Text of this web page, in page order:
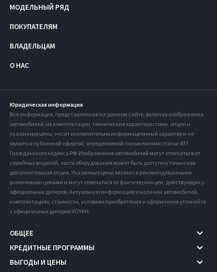
МОДЕЛЬНЫЙ РЯД
ПОКУПАТЕЛЯМ
ВЛАДЕЛЬЦАМ
О НАС
Юридическая информация
Вся информация, представленная на данном сайте, включая изображения
автомобилей, их комплектации, технические характеристики, опции и
указанные цены, носит исключительно информационный характер и не
является публичной офертой, определяемой положениями статьи 437
Гражданского кодекса РФ. Изображения автомобилей могут отличаться от
серийных моделей, часть оборудования может быть доступна только как
дополнительная опция. Указанные цены являются рекомендованными
розничными ценами и могут отличаться от фактических цен, действующих у
официальных дилеров. Актуальную информацию о наличии автомобилей,
комплектациях, стоимости, условиях приобретения и оформления уточняйте
у официальных дилеров VOYAH.
ОБЩЕЕ
КРЕДИТНЫЕ ПРОГРАММЫ
ВЫГОДЫ И ЦЕНЫ